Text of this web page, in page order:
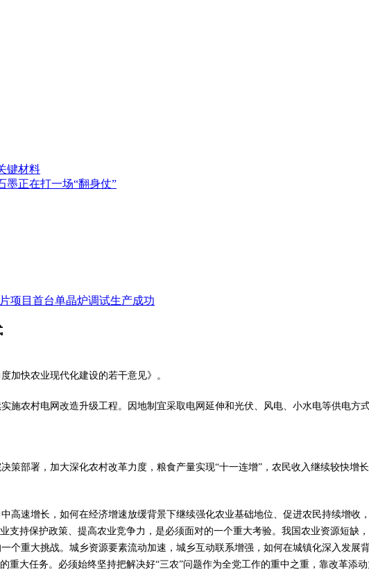
键材料
墨正在打一场“翻身仗”
项目首台单晶炉调试生产成功
加快农业现代化建设的若干意见》。
农村电网改造升级工程。因地制宜采取电网延伸和光伏、风电、小水电等供电方式
部署，加大深化农村改革力度，粮食产量实现“十一连增”，农民收入继续较快增
速增长，如何在经济增速放缓背景下继续强化农业基础地位、促进农民持续增收
支持保护政策、提高农业竞争力，是必须面对的一个重大考验。我国农业资源短缺
个重大挑战。城乡资源要素流动加速，城乡互动联系增强，如何在城镇化深入发展
重大任务。必须始终坚持把解决好“三农”问题作为全党工作的重中之重，靠改革添